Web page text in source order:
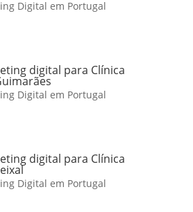
Digital em Portugal
digital para Clínica
Digital em Portugal
digital para Clínica
Digital em Portugal